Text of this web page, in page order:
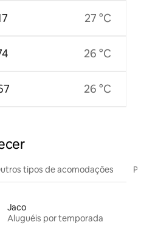
27 °C
26 °C
26 °C
tipos de acomodações
Jaco
Aluguéis por temporada